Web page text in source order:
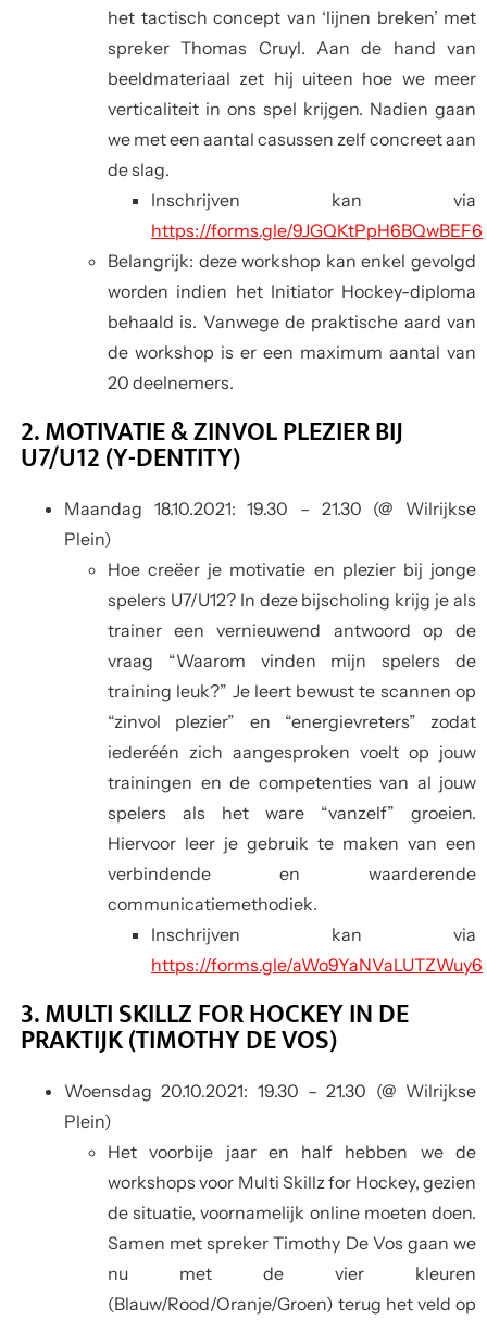
het tactisch concept van ‘lijnen breken’ met
spreker Thomas Cruyl. Aan de hand van
beeldmateriaal zet hij uiteen hoe we meer
verticaliteit in ons spel krijgen. Nadien gaan
we met een aantal casussen zelf concreet aan
de slag.
Inschrijven kan via
https://forms.gle/9JGQKtPpH6BQwBEF6
Belangrijk: deze workshop kan enkel gevolgd
worden indien het Initiator Hockey-diploma
behaald is. Vanwege de praktische aard van
de workshop is er een maximum aantal van
20 deelnemers.
2. MOTIVATIE & ZINVOL PLEZIER BIJ
U7/U12 (Y-DENTITY)
Maandag 18.10.2021: 19.30 – 21.30 (@ Wilrijkse
Plein)
Hoe creëer je motivatie en plezier bij jonge
spelers U7/U12? In deze bijscholing krijg je als
trainer een vernieuwend antwoord op de
vraag “Waarom vinden mijn spelers de
training leuk?” Je leert bewust te scannen op
“zinvol plezier” en “energievreters” zodat
iederéén zich aangesproken voelt op jouw
trainingen en de competenties van al jouw
spelers als het ware “vanzelf” groeien.
Hiervoor leer je gebruik te maken van een
verbindende en waarderende
communicatiemethodiek.
Inschrijven kan via
https://forms.gle/aWo9YaNVaLUTZWuy6
3. MULTI SKILLZ FOR HOCKEY IN DE
PRAKTIJK (TIMOTHY DE VOS)
Woensdag 20.10.2021: 19.30 – 21.30 (@ Wilrijkse
Plein)
Het voorbije jaar en half hebben we de
workshops voor Multi Skillz for Hockey, gezien
de situatie, voornamelijk online moeten doen.
Samen met spreker Timothy De Vos gaan we
nu met de vier kleuren
(Blauw/Rood/Oranje/Groen) terug het veld op